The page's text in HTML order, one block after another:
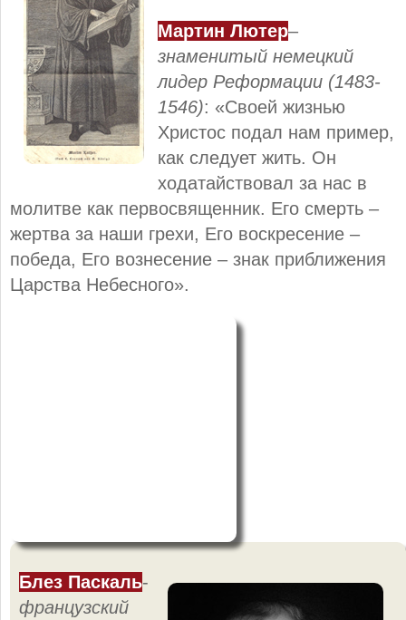
Мартин Лютер–
знаменитый немецкий
лидер Реформации (1483-
1546): «Своей жизнью
Христос подал нам пример,
как следует жить. Он
ходатайствовал за нас в
молитве как первосвященник. Его смерть –
жертва за наши грехи, Его воскресение –
победа, Его вознесение – знак приближения
Царства Небесного».
Блез Паскаль-
французский